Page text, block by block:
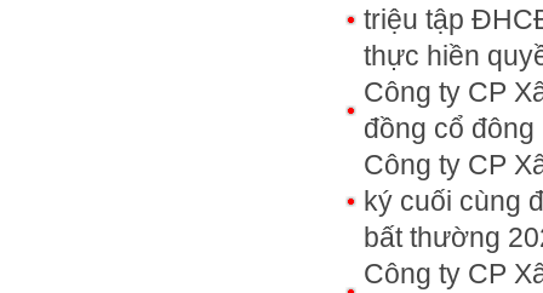
triệu tập
thực hiền
Công ty CP
đồng cổ
Công ty CP
ký cuối cùng
bất thường
Công ty CP